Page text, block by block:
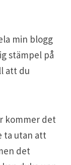
min blogg
stämpel på
att du
kommer det
ta utan att
det